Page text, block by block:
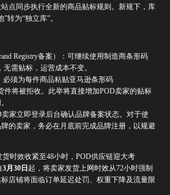
点同步执行全新的商品贴标规则。新规下，库
转为“独立库”。
Registry备案）：可继续使用制造商条形码
无需贴标，运营成本不变。
必须为每件商品粘贴亚马逊条形码
件将被拒收。此举将直接增加POD卖家的贴标
家立即登录后台确认品牌备案状态。对于使
的卖家，务必在月底前完成品牌注册，以规避
货时效收紧至48小时，POD供应链迎大考
3月30日 起，将卖家发货上网时效从72小时强制
标店铺将面临订单延迟处罚、权重下降及流量限